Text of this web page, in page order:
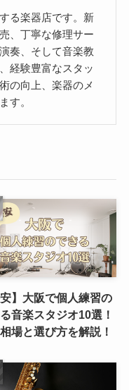
る楽器店です。新
、丁寧な修理サー
奏、そして音楽教
経験豊富なスタッ
の向上、楽器のメ
す。
安】大阪で個人練習の
音楽スタジオ10選！
場と選び方を解説！